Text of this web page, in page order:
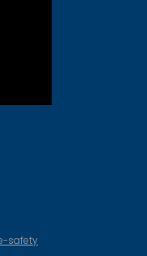
safety